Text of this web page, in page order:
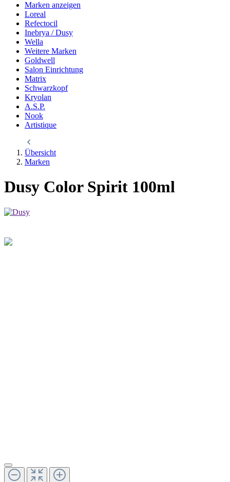
Marken anzeigen
Loreal
Refectocil
Inebrya / Dusy
Wella
Weitere Marken
Goldwell
Salon Einrichtung
Matrix
Schwarzkopf
Kryolan
A.S.P.
Nook
Artistique
Übersicht
Marken
Dusy Color Spirit 100ml